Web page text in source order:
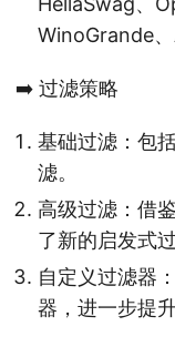
WinoGrande、
➡️ 过滤策略
基础过滤：包
滤。
高级过滤：借
了新的启发式过
自定义过滤器
器，进一步提